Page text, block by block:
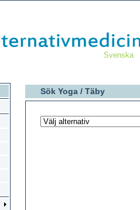
Svenska
Sök Yoga / Täby